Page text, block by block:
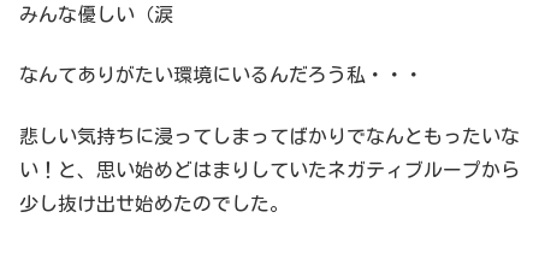
みんな優しい（涙
なんてありがたい環境にいるんだろう私・・・
悲しい気持ちに浸ってしまってばかりでなんともったいな
い！と、思い始めどはまりしていたネガティブループから
少し抜け出せ始めたのでした。